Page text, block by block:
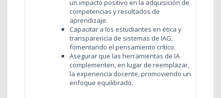
un impacto positivo en la adquisición de
competencias y resultados de
aprendizaje.
Capacitar a los estudiantes en ética y
transparencia de sistemas de IAG,
fomentando el pensamiento crítico.
Asegurar que las herramientas de IA
complementen, en lugar de reemplazar,
la experiencia docente, promoviendo un
enfoque equilibrado.